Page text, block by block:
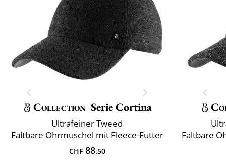
Collection Serie Cortina
Ultrafeiner Tweed
Faltbare Ohrmuschel mit Fleece-Futter
CHF88.50
Faltbare